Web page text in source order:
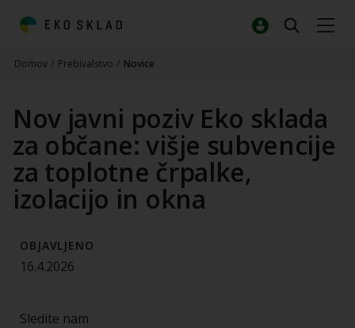
Domov / Prebivalstvo / Novice
Nov javni poziv Eko sklada
za občane: višje subvencije
za toplotne črpalke,
izolacijo in okna
OBJAVLJENO
16.4.2026
Sledite nam